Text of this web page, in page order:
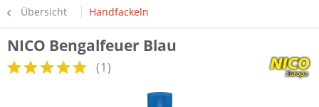
Übersicht Handfackeln
NICO Bengalfeuer Blau
(1)